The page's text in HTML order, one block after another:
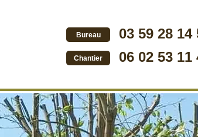
Bureau 03 59 28 14
Chantier 06 02 53 11